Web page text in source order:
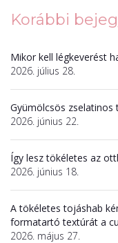
Korábbi
Mikor kell légkeverést
2026. július 28.
Gyümölcsös
2026. június 22.
Így lesz tökéletes az
2026. június 18.
A tökéletes tojáshab
formatartó textúrát a
2026. május 27.